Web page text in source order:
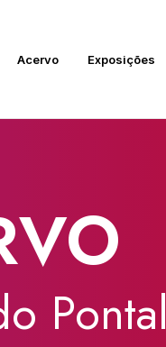
Acervo Exposições
Pontal